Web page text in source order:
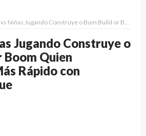
Jugando Construye o Bum Build or Boom Quien Construye Más Rápido con LolliPets sigue
Jugando Construye o
Boom Quien
Rápido con